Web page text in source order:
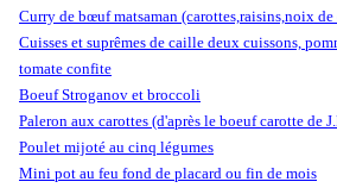
Curry de bœuf matsaman (carottes,raisins,noix
Cuisses et suprêmes de caille deux cuissons,
tomate confite
Boeuf Stroganov et broccoli
Paleron aux carottes (d'après le boeuf carotte de
Poulet mijoté au cinq légumes
Mini pot au feu fond de placard ou fin de mois